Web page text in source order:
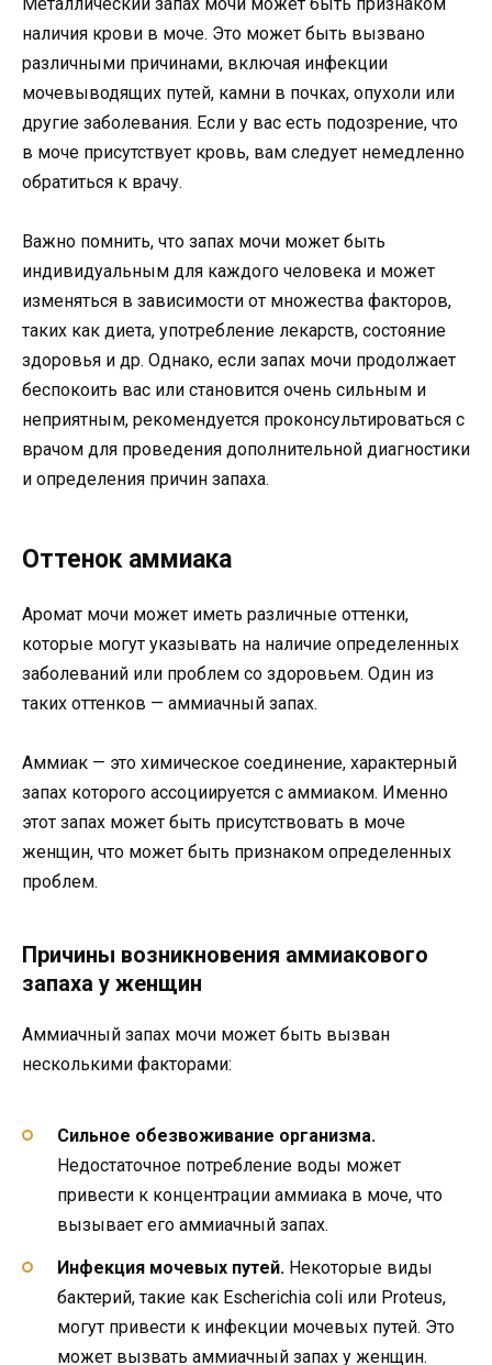
наличия крови в моче. Это может быть вызвано
различными причинами, включая инфекции
мочевыводящих путей, камни в почках, опухоли или
другие заболевания. Если у вас есть подозрение, что
в моче присутствует кровь, вам следует немедленно
обратиться к врачу.
Важно помнить, что запах мочи может быть
индивидуальным для каждого человека и может
изменяться в зависимости от множества факторов,
таких как диета, употребление лекарств, состояние
здоровья и др. Однако, если запах мочи продолжает
беспокоить вас или становится очень сильным и
неприятным, рекомендуется проконсультироваться с
врачом для проведения дополнительной диагностики
и определения причин запаха.
Оттенок аммиака
Аромат мочи может иметь различные оттенки,
которые могут указывать на наличие определенных
заболеваний или проблем со здоровьем. Один из
таких оттенков — аммиачный запах.
Аммиак — это химическое соединение, характерный
запах которого ассоциируется с аммиаком. Именно
этот запах может быть присутствовать в моче
женщин, что может быть признаком определенных
проблем.
Причины возникновения аммиакового
запаха у женщин
Аммиачный запах мочи может быть вызван
несколькими факторами:
Сильное обезвоживание организма.
Недостаточное потребление воды может
привести к концентрации аммиака в моче, что
вызывает его аммиачный запах.
Инфекция мочевых путей. Некоторые виды
бактерий, такие как Escherichia coli или Proteus,
могут привести к инфекции мочевых путей. Это
может вызвать аммиачный запах у женщин.